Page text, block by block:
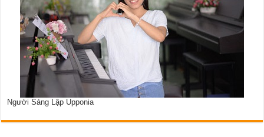
Người Sáng Lập Upponia